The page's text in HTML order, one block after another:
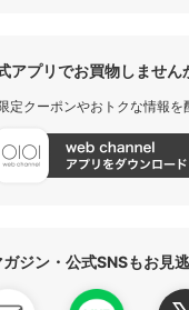
アプリでお買物しません
定クーポンやおトクな情報を
ガジン・公式SNSもお見